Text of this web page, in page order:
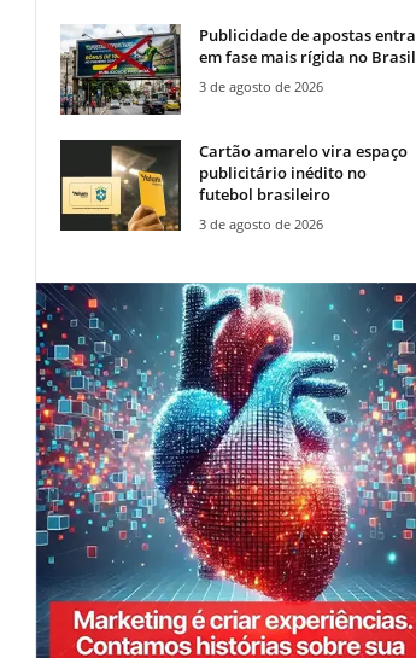
Publicidade de apostas entra
em fase mais rígida no Brasil
3 de agosto de 2026
Cartão amarelo vira espaço
publicitário inédito no
futebol brasileiro
3 de agosto de 2026